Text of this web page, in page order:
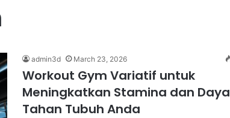
admin3d March 23, 2026
Workout Gym Variatif untuk
Meningkatkan Stamina dan Daya
Tahan Tubuh Anda